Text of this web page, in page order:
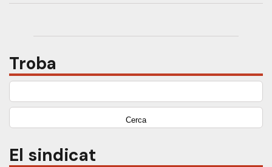
Troba
Cerca:
El sindicat